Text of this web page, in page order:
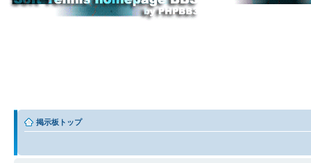
掲示板トップ